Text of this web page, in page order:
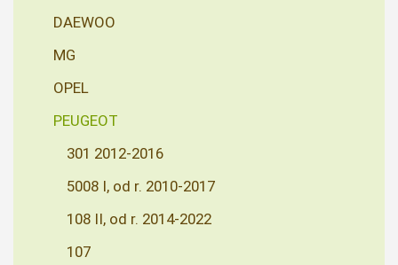
DAEWOO
MG
OPEL
PEUGEOT
301 2012-2016
5008 I, od r. 2010-2017
108 II, od r. 2014-2022
107